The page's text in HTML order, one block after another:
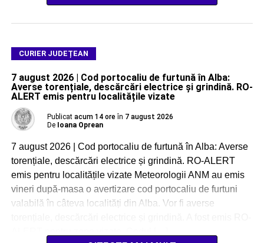
CURIER JUDEȚEAN
7 august 2026 | Cod portocaliu de furtună în Alba:
Averse torențiale, descărcări electrice și grindină. RO-
ALERT emis pentru localitățile vizate
Publicat acum 14 ore în 7 august 2026
De Ioana Oprean
7 august 2026 | Cod portocaliu de furtună în Alba: Averse
torențiale, descărcări electrice și grindină. RO-ALERT
emis pentru localitățile vizate Meteorologii ANM au emis
vineri după-masa o avertizare cod portocaliu de furtuni
valabilă în câteva localități din Alba. Vor fi averse